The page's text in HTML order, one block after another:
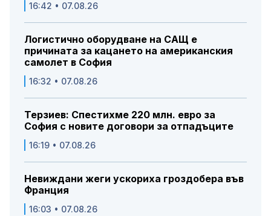
16:42 • 07.08.26
Логистично оборудване на САЩ е
причината за кацането на американския
самолет в София
16:32 • 07.08.26
Терзиев: Спестихме 220 млн. евро за
София с новите договори за отпадъците
16:19 • 07.08.26
Невиждани жеги ускориха гроздобера във
Франция
16:03 • 07.08.26